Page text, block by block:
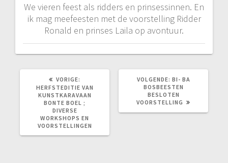
We vieren feest als ridders en prinsessinnen. En
ik mag meefeesten met de voorstelling Ridder
Ronald en prinses Laila op avontuur.
VORIGE:
BERICHT:
HERFSTEDITIE VAN
KUNSTKARAVAAN
BONTE BOEL ;
DIVERSE
WORKSHOPS EN
VOORSTELLINGEN
VOLGENDE: VOLGEND
BERICHT:
BI- BA
BOSBEESTEN
BESLOTEN
VOORSTELLING